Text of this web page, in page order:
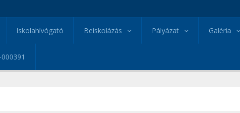
Iskolahívógató Beiskolázás Pályázat Galéria